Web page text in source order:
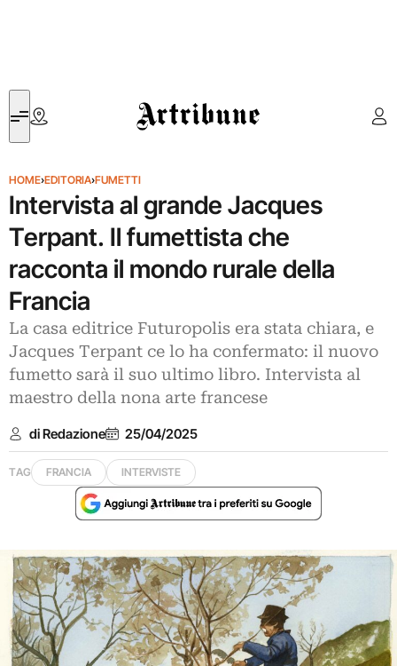
Artribune
HOME›EDITORIA›FUMETTI
Intervista al grande Jacques
Terpant. Il fumettista che
racconta il mondo rurale della
Francia
La casa editrice Futuropolis era stata chiara, e
Jacques Terpant ce lo ha confermato: il nuovo
fumetto sarà il suo ultimo libro. Intervista al
maestro della nona arte francese
di Redazione 25/04/2025
TAG FRANCIA INTERVISTE